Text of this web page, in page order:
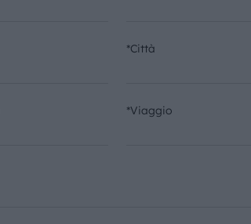
*Città
*Viaggio